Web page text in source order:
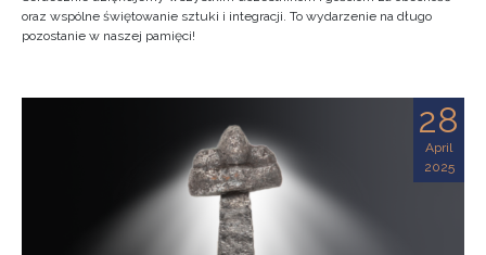
oraz wspólne świętowanie sztuki i integracji. To wydarzenie na długo
pozostanie w naszej pamięci!
28
April
2025